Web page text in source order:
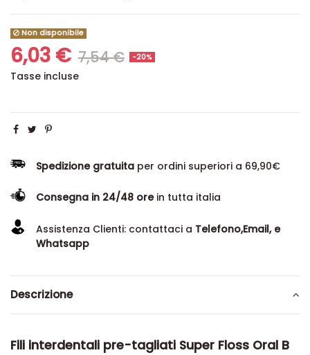
Non disponibile
6,03 € 7,54 € -20%
Tasse incluse
Spedizione gratuita per ordini superiori a 69,90€
Consegna in 24/48 orein tutta italia
Assistenza Clienti: contattaci a Telefono,Email, e
Whatsapp
Descrizione
Fili interdentali pre-tagliati Super Floss Oral B